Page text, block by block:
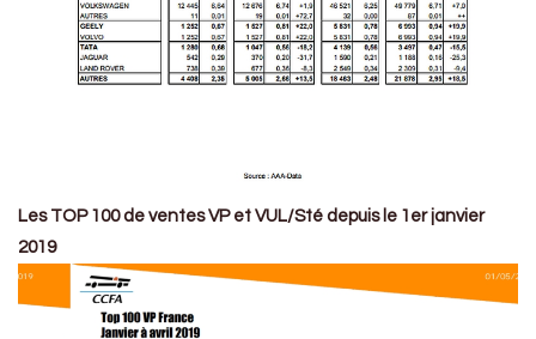
Les TOP 100 de ventes VP et VUL/Sté depuis le 1er janvier
2019